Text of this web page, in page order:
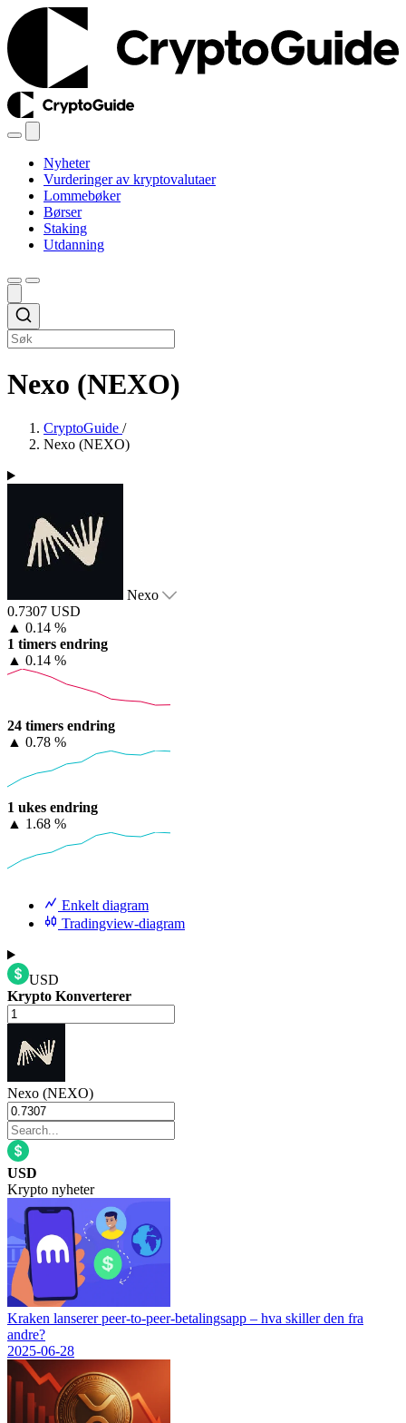
Nyheter
Vurderinger av kryptovalutaer
Lommebøker
Børser
Staking
Utdanning
Nexo (NEXO)
CryptoGuide /
Nexo (NEXO)
Nexo
0.7307 USD
▲ 0.14 %
1 timers endring
▲ 0.14 %
24 timers endring
▲ 0.78 %
1 ukes endring
▲ 1.68 %
Enkelt diagram
Tradingview-diagram
USD
Krypto Konverterer
Nexo (NEXO)
USD
Krypto nyheter
Kraken lanserer peer-to-peer-betalingsapp – hva skiller den fra
andre?
2025-06-28